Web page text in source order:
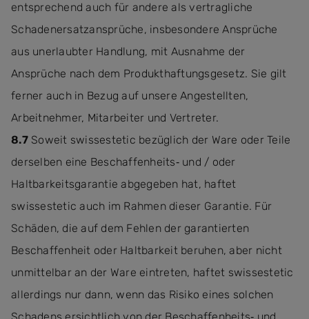
entsprechend auch für andere als vertragliche
Schadenersatzansprüche, insbesondere Ansprüche
aus unerlaubter Handlung, mit Ausnahme der
Ansprüche nach dem Produkthaftungsgesetz. Sie gilt
ferner auch in Bezug auf unsere Angestellten,
Arbeitnehmer, Mitarbeiter und Vertreter.
8.7Soweit swissestetic bezüglich der Ware oder Teile
derselben eine Beschaffenheits‐ und / oder
Haltbarkeitsgarantie abgegeben hat, haftet
swissestetic auch im Rahmen dieser Garantie. Für
Schäden, die auf dem Fehlen der garantierten
Beschaffenheit oder Haltbarkeit beruhen, aber nicht
unmittelbar an der Ware eintreten, haftet swissestetic
allerdings nur dann, wenn das Risiko eines solchen